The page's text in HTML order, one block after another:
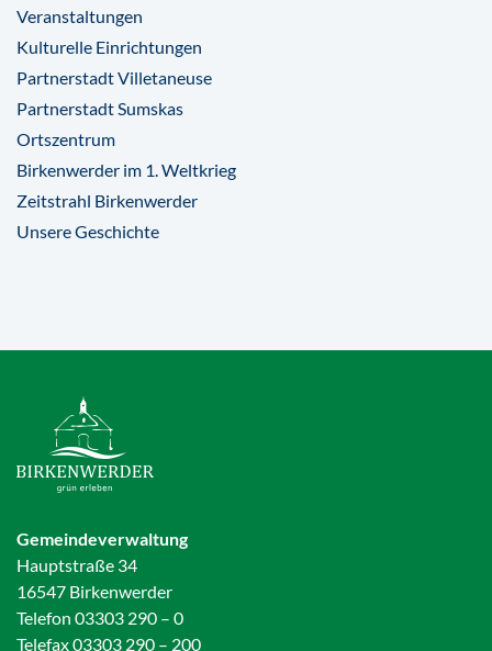
Veranstaltungen
Kulturelle Einrichtungen
Partnerstadt Villetaneuse
Partnerstadt Sumskas
Ortszentrum
Birkenwerder im 1. Weltkrieg
Zeitstrahl Birkenwerder
Unsere Geschichte
Gemeindeverwaltung
Hauptstraße 34
16547 Birkenwerder
Telefon 03303 290 – 0
Telefax 03303 290 – 200